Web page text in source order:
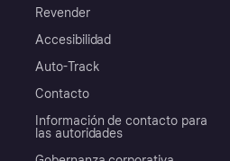
Revender
Accesibilidad
Auto-Track
Contacto
Información de contacto para
las autoridades